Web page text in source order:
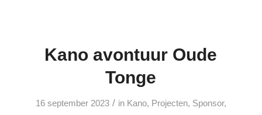
Kano avontuur Oude
Tonge
16 september 2023 / in Kano, Projecten, Sponsor,